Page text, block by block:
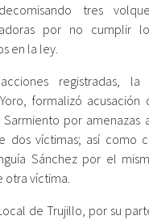
tres
por no cumplir
en la ley.
registradas, la
formalizó acusación
Sarmiento por amenazas
dos víctimas; así como
Sánchez por el
otra víctima.
de Trujillo, por su